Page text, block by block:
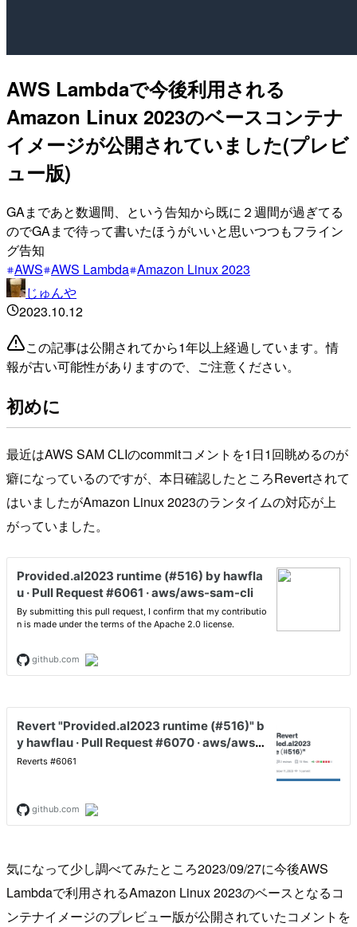
AWS Lambdaで今後利用される
Amazon Linux 2023のベースコンテナ
イメージが公開されていました(プレビ
ュー版)
GAまであと数週間、という告知から既に２週間が過ぎてる
のでGAまで待って書いたほうがいいと思いつつもフライン
グ告知
AWS AWS Lambda Amazon Linux 2023
じゅんや
2023.10.12
この記事は公開されてから1年以上経過しています。情
報が古い可能性がありますので、ご注意ください。
初めに
最近はAWS SAM CLIのcommitコメントを1日1回眺めるのが
癖になっているのですが、本日確認したところRevertされて
はいましたがAmazon Linux 2023のランタイムの対応が上
がっていました。
気になって少し調べてみたところ2023/09/27に今後AWS
Lambdaで利用されるAmazon Linux 2023のベースとなるコ
ンテナイメージのプレビュー版が公開されていたコメントを